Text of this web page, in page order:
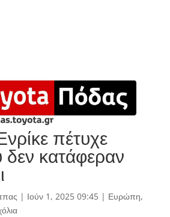
πέτυχε
κατάφεραν
| Ιούν 1, 2025 09:45| Ευρώπη,